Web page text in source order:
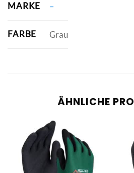
MARKE –
FARBE Grau
ÄHNLICHE